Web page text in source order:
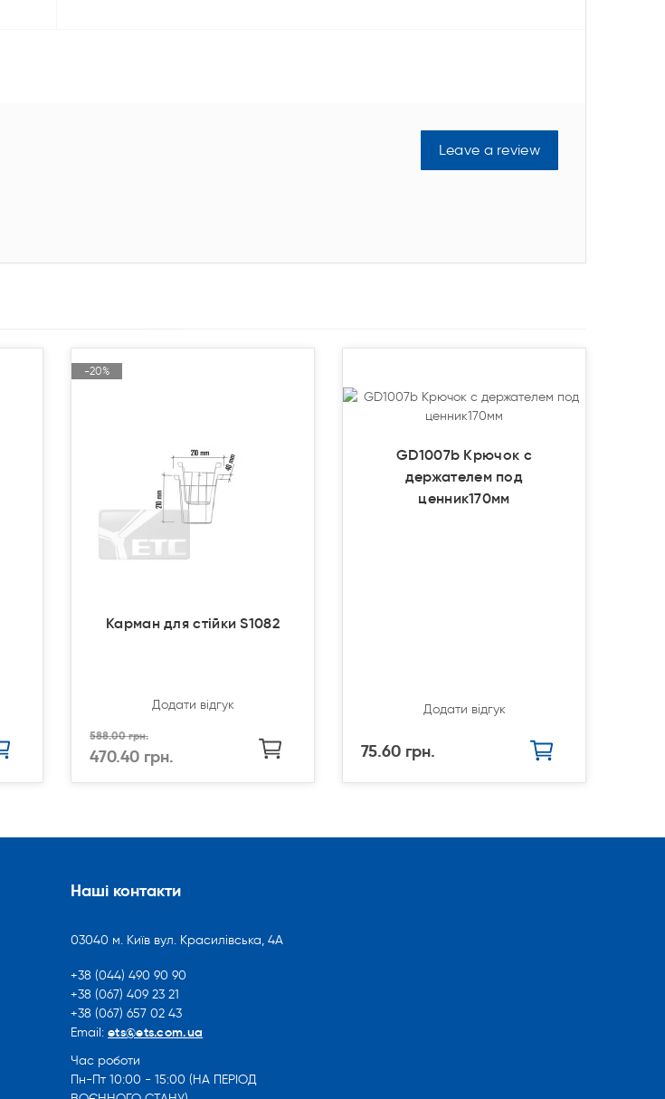
Leave a review
-20%
-20%
Карман для стійки S1082
Додати відгук
588.00 грн.
470.40 грн.
GD1007b Крючок с
держателем под
ценник170мм
Додати відгук
75.60 грн.
Наші контакти
03040 м. Київ вул. Красилівська, 4А
+38 (044) 490 90 90
+38 (067) 409 23 21
+38 (067) 657 02 43
Email: ets@ets.com.ua
Час роботи
Пн-Пт 10:00 - 15:00 (НА ПЕРІОД